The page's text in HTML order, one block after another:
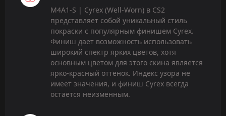
M4A1-S | Cyrex (Well-Worn) в CS2
представляет собой уникальный стиль
покраски с популярным финишем Cyrex.
Финиш дает возможность использовать
широкий спектр ярких цветов, хотя
основным цветом для этого скина является
ярко-красный оттенок. Индекс узора не
имеет значения, и финиш Cyrex всегда
остается неизменным.